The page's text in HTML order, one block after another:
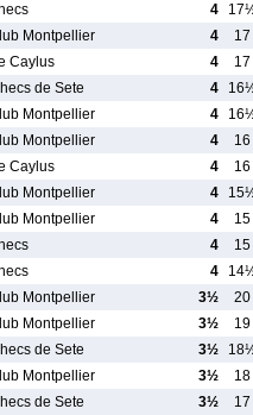
4
Montpellier 4 17
Caylus 4 17
de Sete 4
Montpellier 4
Montpellier 4 16
Caylus 4 16
Montpellier 4
Montpellier 4 15
4 15
4
Montpellier 3½ 20
Montpellier 3½ 19
de Sete 3½
Montpellier 3½ 18
de Sete 3½ 17